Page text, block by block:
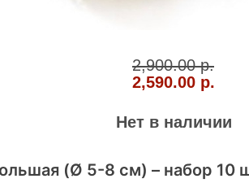
2,900.00 р.
2,590.00 р.
Нет в наличии
(Ø 5-8 см) – набор 10